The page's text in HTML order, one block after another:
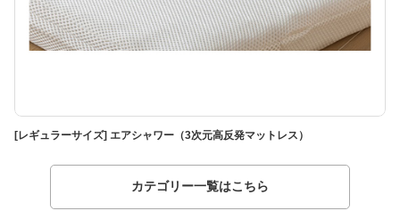
[レギュラーサイズ] エアシャワー（3次元高反発マットレス）
カテゴリー一覧はこちら